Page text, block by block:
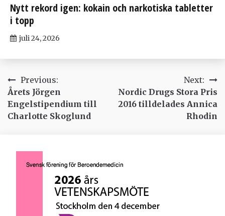
Nytt rekord igen: kokain och narkotiska tabletter
i topp
juli 24, 2026
Inläggsnavigering
Previous:
Årets Jörgen
Engelstipendium till
Charlotte Skoglund
Next:
Nordic Drugs Stora Pris
2016 tilldelades Annica
Rhodin